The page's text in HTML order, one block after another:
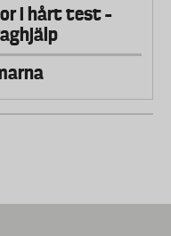
i hårt test –